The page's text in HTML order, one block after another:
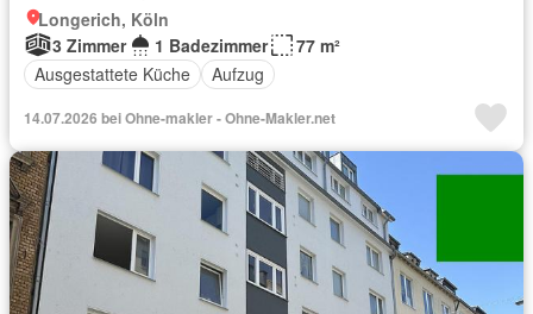
Longerich, Köln
3 Zimmer
1 Badezimmer
77 m²
Ausgestattete Küche
Aufzug
14.07.2026 bei Ohne-makler - Ohne-Makler.net